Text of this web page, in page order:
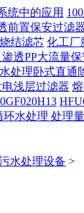
统中的应用
前置保安过滤
结滤芯 化工厂
渗透PP大流量
处理卧式直通
浅层过滤器
水处理 处理
水处理设备 >